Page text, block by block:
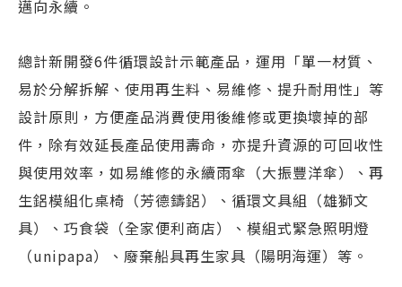
邁向永續。
總計新開發6件循環設計示範產品，運用「單一材質、
易於分解拆解、使用再生料、易維修、提升耐用性」等
設計原則，方便產品消費使用後維修或更換壞掉的部
件，除有效延長產品使用壽命，亦提升資源的可回收性
與使用效率，如易維修的永續雨傘（大振豐洋傘）、再
生鋁模組化桌椅（芳德鑄鋁）、循環文具組（雄獅文
具）、巧食袋（全家便利商店）、模組式緊急照明燈
（unipapa）、廢棄船具再生家具（陽明海運）等。